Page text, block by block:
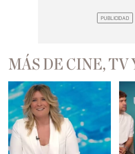
MÁS DE CINE, TV